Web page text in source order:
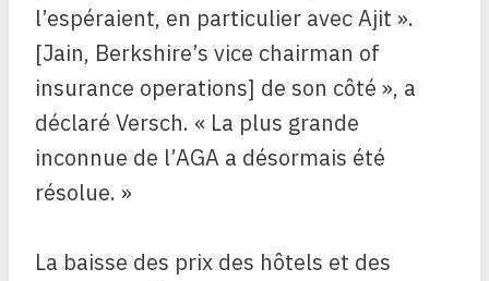
l’espéraient, en particulier avec Ajit ».
[Jain, Berkshire’s vice chairman of
insurance operations] de son côté », a
déclaré Versch. « La plus grande
inconnue de l’AGA a désormais été
résolue. »
La baisse des prix des hôtels et des